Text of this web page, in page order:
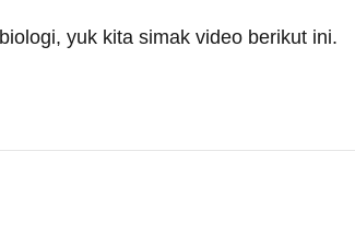
yuk kita simak video berikut ini.